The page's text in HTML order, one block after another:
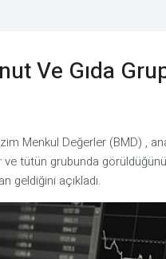
Ve Gıda
Menkul Değerler (BMD) ,
tütün grubunda
geldiğini açıkladı.